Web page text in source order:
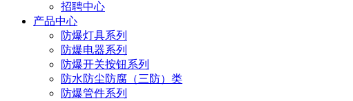
招聘中心
产品中心
防爆灯具系列
防爆电器系列
防爆开关按钮系列
防水防尘防腐（三防）类
防爆管件系列